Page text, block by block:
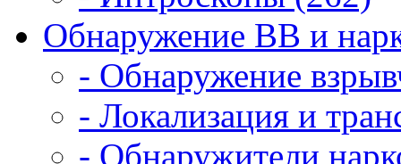
Обнаружение ВВ и
- Обнаружение
- Локализация и
- Обнаружители